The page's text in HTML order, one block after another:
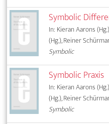
Symbolic
In: Kieran Aarons
(Hg.), Reiner
Symbolic
Symbolic Praxis
In: Kieran Aarons
(Hg.), Reiner
Symbolic